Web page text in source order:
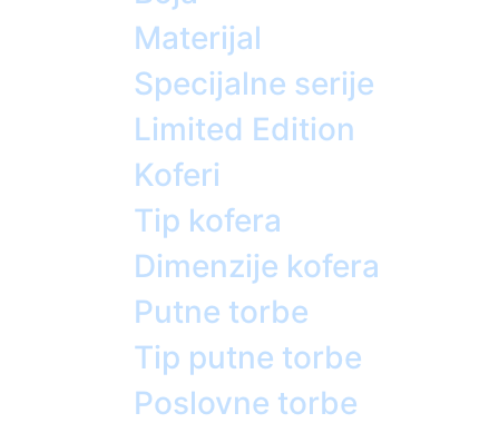
Materijal
Specijalne serije
Limited Edition
Koferi
Tip kofera
Dimenzije kofera
Putne torbe
Tip putne torbe
Poslovne torbe